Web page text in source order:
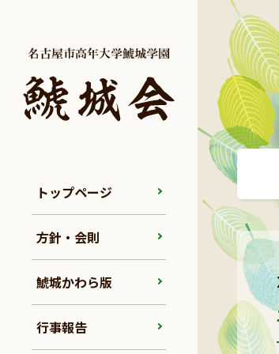
トップページ
方針・会則
鯱城かわら版
行事報告